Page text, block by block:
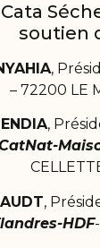
soutien
,
– 72200 LE
,
,
HDF